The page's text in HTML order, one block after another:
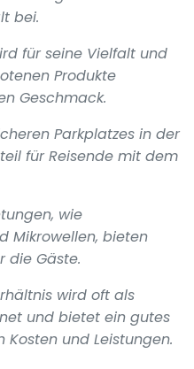
bei.
für seine Vielfalt und
Produkte
Geschmack.
Parkplatzes in der
für Reisende mit dem
wie
Mikrowellen, bieten
die Gäste.
wird oft als
und bietet ein gutes
und Leistungen.